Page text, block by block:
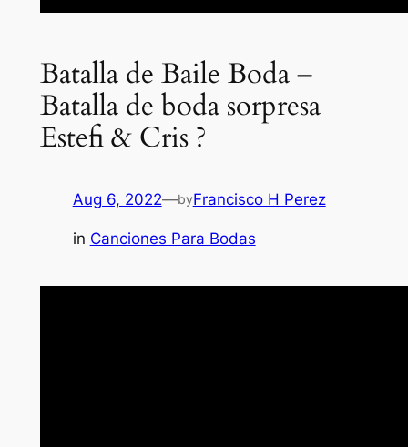
Batalla de Baile Boda –
Batalla de boda sorpresa
Estefi & Cris ?
Aug 6, 2022—byFrancisco H Perez
in Canciones Para Bodas